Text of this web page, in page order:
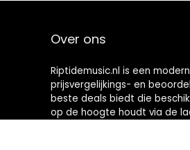
Over ons
Riptidemusic.nl is een
prijsvergelijkings- en
beste deals biedt die
op de hoogte houdt via de